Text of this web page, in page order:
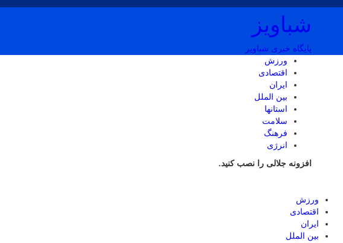
شباویز
پایگاه خبری شباویز
ورزش
اقتصادی
ایران
بین الملل
استانها
سلامت
فرهنگ
انرژی
افزونه جلالی را نصب کنید.
ورزش
اقتصادی
ایران
بین الملل